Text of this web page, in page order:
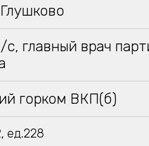
главный врач
горком ВКП(б)
ед.228